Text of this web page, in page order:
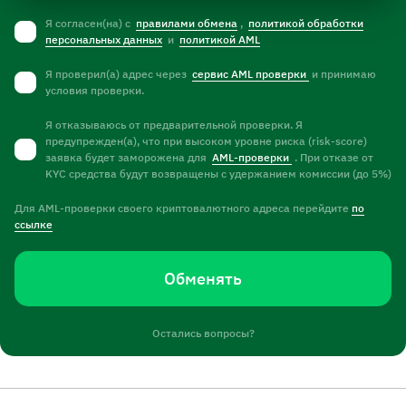
Я согласен(на) с правилами обмена , политикой обработки
персональных данных и политикой AML
Я проверил(а) адрес через сервис AML проверки и принимаю
условия проверки.
Я отказываюсь от предварительной проверки. Я
предупрежден(а), что при высоком уровне риска (risk-score)
заявка будет заморожена для AML-проверки . При отказе от
KYC средства будут возвращены с удержанием комиссии (до 5%)
Для AML-проверки своего криптовалютного адреса перейдите по
ссылке
Обменять
Остались вопросы?